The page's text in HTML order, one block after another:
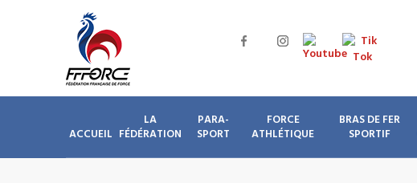
ACCUEIL
LA
FÉDÉRATION
PARA-
SPORT
FORCE
ATHLÉTIQUE
BRAS DE FER
SPORTIF